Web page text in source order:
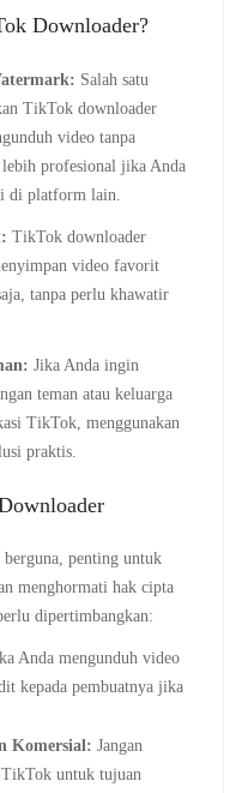
Downloader?
Salah satu
TikTok downloader
video tanpa
profesional jika Anda
di platform lain.
TikTok downloader
video favorit
tanpa perlu khawatir
Jika Anda ingin
teman atau keluarga
TikTok, menggunakan
praktis.
penting untuk
menghormati hak cipta
dipertimbangkan:
Anda mengunduh video
kepada pembuatnya jika
Komersial: Jangan
TikTok untuk tujuan